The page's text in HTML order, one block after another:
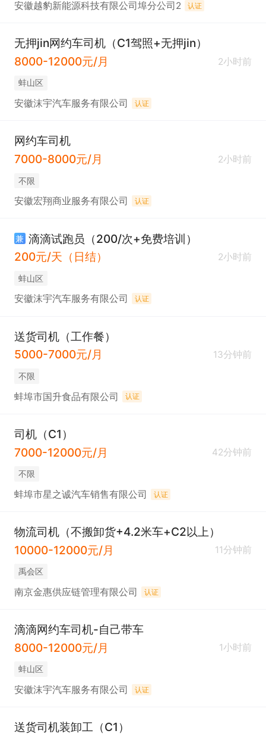
安徽越豹新能源科技有限公司埠分公司2 认证
无押jin网约车司机（C1驾照+无押jin）
8000-12000元/月
2小时前
蚌山区
安徽沫宇汽车服务有限公司 认证
网约车司机
7000-8000元/月
2小时前
不限
安徽宏翔商业服务有限公司 认证
兼 滴滴试跑员（200/次+免费培训）
200元/天（日结）
2小时前
蚌山区
安徽沫宇汽车服务有限公司 认证
送货司机（工作餐）
5000-7000元/月
13分钟前
不限
蚌埠市国升食品有限公司 认证
司机（C1）
7000-12000元/月
42分钟前
不限
蚌埠市星之诚汽车销售有限公司 认证
物流司机（不搬卸货+4.2米车+C2以上）
10000-12000元/月
11分钟前
禹会区
南京金惠供应链管理有限公司 认证
滴滴网约车司机-自己带车
8000-12000元/月
1小时前
蚌山区
安徽沫宇汽车服务有限公司 认证
送货司机装卸工（C1）